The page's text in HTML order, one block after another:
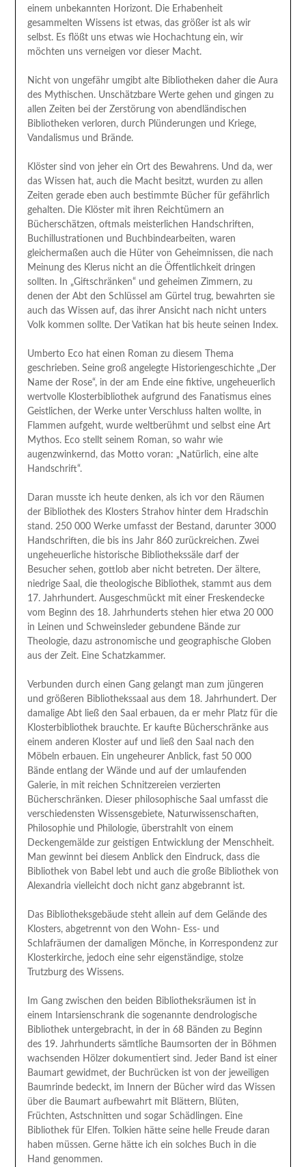
einem unbekannten Horizont. Die Erhabenheit
gesammelten Wissens ist etwas, das größer ist als wir
selbst. Es flößt uns etwas wie Hochachtung ein, wir
möchten uns verneigen vor dieser Macht.
Nicht von ungefähr umgibt alte Bibliotheken daher die Aura
des Mythischen. Unschätzbare Werte gehen und gingen zu
allen Zeiten bei der Zerstörung von abendländischen
Bibliotheken verloren, durch Plünderungen und Kriege,
Vandalismus und Brände.
Klöster sind von jeher ein Ort des Bewahrens. Und da, wer
das Wissen hat, auch die Macht besitzt, wurden zu allen
Zeiten gerade eben auch bestimmte Bücher für gefährlich
gehalten. Die Klöster mit ihren Reichtümern an
Bücherschätzen, oftmals meisterlichen Handschriften,
Buchillustrationen und Buchbindearbeiten, waren
gleichermaßen auch die Hüter von Geheimnissen, die nach
Meinung des Klerus nicht an die Öffentlichkeit dringen
sollten. In „Giftschränken“ und geheimen Zimmern, zu
denen der Abt den Schlüssel am Gürtel trug, bewahrten sie
auch das Wissen auf, das ihrer Ansicht nach nicht unters
Volk kommen sollte. Der Vatikan hat bis heute seinen Index.
Umberto Eco hat einen Roman zu diesem Thema
geschrieben. Seine groß angelegte Historiengeschichte „Der
Name der Rose“, in der am Ende eine fiktive, ungeheuerlich
wertvolle Klosterbibliothek aufgrund des Fanatismus eines
Geistlichen, der Werke unter Verschluss halten wollte, in
Flammen aufgeht, wurde weltberühmt und selbst eine Art
Mythos. Eco stellt seinem Roman, so wahr wie
augenzwinkernd, das Motto voran: „Natürlich, eine alte
Handschrift“.
Daran musste ich heute denken, als ich vor den Räumen
der Bibliothek des Klosters Strahov hinter dem Hradschin
stand. 250 000 Werke umfasst der Bestand, darunter 3000
Handschriften, die bis ins Jahr 860 zurückreichen. Zwei
ungeheuerliche historische Bibliothekssäle darf der
Besucher sehen, gottlob aber nicht betreten. Der ältere,
niedrige Saal, die theologische Bibliothek, stammt aus dem
17. Jahrhundert. Ausgeschmückt mit einer Freskendecke
vom Beginn des 18. Jahrhunderts stehen hier etwa 20 000
in Leinen und Schweinsleder gebundene Bände zur
Theologie, dazu astronomische und geographische Globen
aus der Zeit. Eine Schatzkammer.
Verbunden durch einen Gang gelangt man zum jüngeren
und größeren Bibliothekssaal aus dem 18. Jahrhundert. Der
damalige Abt ließ den Saal erbauen, da er mehr Platz für die
Klosterbibliothek brauchte. Er kaufte Bücherschränke aus
einem anderen Kloster auf und ließ den Saal nach den
Möbeln erbauen. Ein ungeheurer Anblick, fast 50 000
Bände entlang der Wände und auf der umlaufenden
Galerie, in mit reichen Schnitzereien verzierten
Bücherschränken. Dieser philosophische Saal umfasst die
verschiedensten Wissensgebiete, Naturwissenschaften,
Philosophie und Philologie, überstrahlt von einem
Deckengemälde zur geistigen Entwicklung der Menschheit.
Man gewinnt bei diesem Anblick den Eindruck, dass die
Bibliothek von Babel lebt und auch die große Bibliothek von
Alexandria vielleicht doch nicht ganz abgebrannt ist.
Das Bibliotheksgebäude steht allein auf dem Gelände des
Klosters, abgetrennt von den Wohn- Ess- und
Schlafräumen der damaligen Mönche, in Korrespondenz zur
Klosterkirche, jedoch eine sehr eigenständige, stolze
Trutzburg des Wissens.
Im Gang zwischen den beiden Bibliotheksräumen ist in
einem Intarsienschrank die sogenannte dendrologische
Bibliothek untergebracht, in der in 68 Bänden zu Beginn
des 19. Jahrhunderts sämtliche Baumsorten der in Böhmen
wachsenden Hölzer dokumentiert sind. Jeder Band ist einer
Baumart gewidmet, der Buchrücken ist von der jeweiligen
Baumrinde bedeckt, im Innern der Bücher wird das Wissen
über die Baumart aufbewahrt mit Blättern, Blüten,
Früchten, Astschnitten und sogar Schädlingen. Eine
Bibliothek für Elfen. Tolkien hätte seine helle Freude daran
haben müssen. Gerne hätte ich ein solches Buch in die
Hand genommen.